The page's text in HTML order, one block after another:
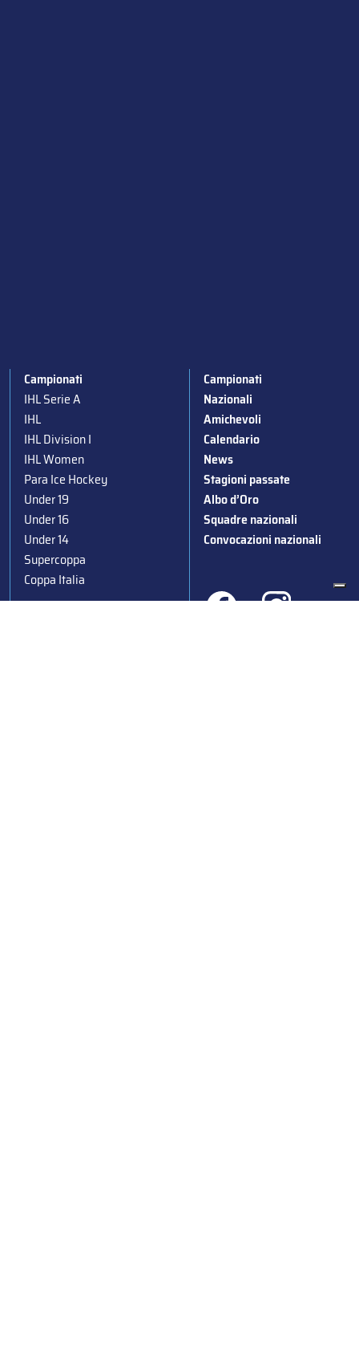
Campionati
IHL Serie A
IHL
IHL Division I
IHL Women
Para Ice Hockey
Under 19
Under 16
Under 14
Supercoppa
Coppa Italia
Campionati
Nazionali
Amichevoli
Calendario
News
Stagioni passate
Albo d’Oro
Squadre nazionali
Convocazioni nazionali